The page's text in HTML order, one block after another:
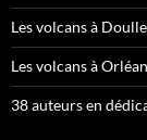
Les volcans à
Les volcans à
38 auteurs en